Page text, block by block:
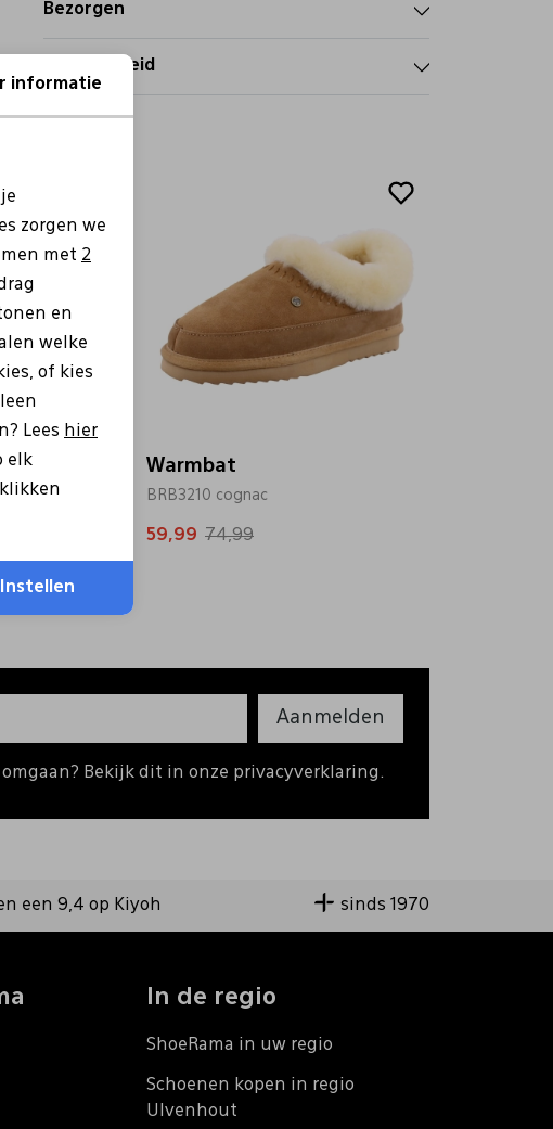
Bezorgen
Retourbeleid
Warmbat
BRB3210 cognac
59,99 74,99
Aanmelden
omgaan? Bekijk dit in onze privacyverklaring.
een 9,4 op Kiyoh sinds 1970
In de regio
ShoeRama in uw regio
Schoenen kopen in regio
Ulvenhout
informatie
zorgen we
met 2
en
welke
of kies
Lees hier
elk
Instellen